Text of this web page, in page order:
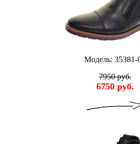
Модель: 35381-
7950 руб.
6750 руб.